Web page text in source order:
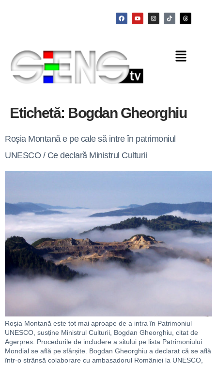
Etichetă: Bogdan Gheorghiu
Roșia Montană e pe cale să intre în patrimoniul
UNESCO / Ce declară Ministrul Culturii
Roșia Montană este tot mai aproape de a intra în Patrimoniul
UNESCO, susține Ministrul Culturii, Bogdan Gheorghiu, citat de
Agerpres. Procedurile de includere a sitului pe lista Patrimoniului
Mondial se află pe sfârșite. Bogdan Gheorghiu a declarat că se află
într-o strânsă colaborare cu ambasadorul României la UNESCO,